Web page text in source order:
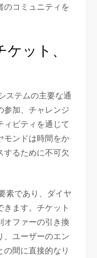
のコミュニティを
ット、
ステムの主要な通
参加、チャレンジ
ィビティを通じて
モンドは時間をか
するために不可欠
素であり、ダイヤ
ます。チケット
オファーの引き換
、ユーザーのエン
間に直接的なリ